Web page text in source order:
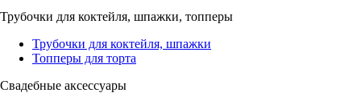
Трубочки для коктейля, шпажки, топперы
Трубочки для коктейля, шпажки
Топперы для торта
Свадебные аксессуары